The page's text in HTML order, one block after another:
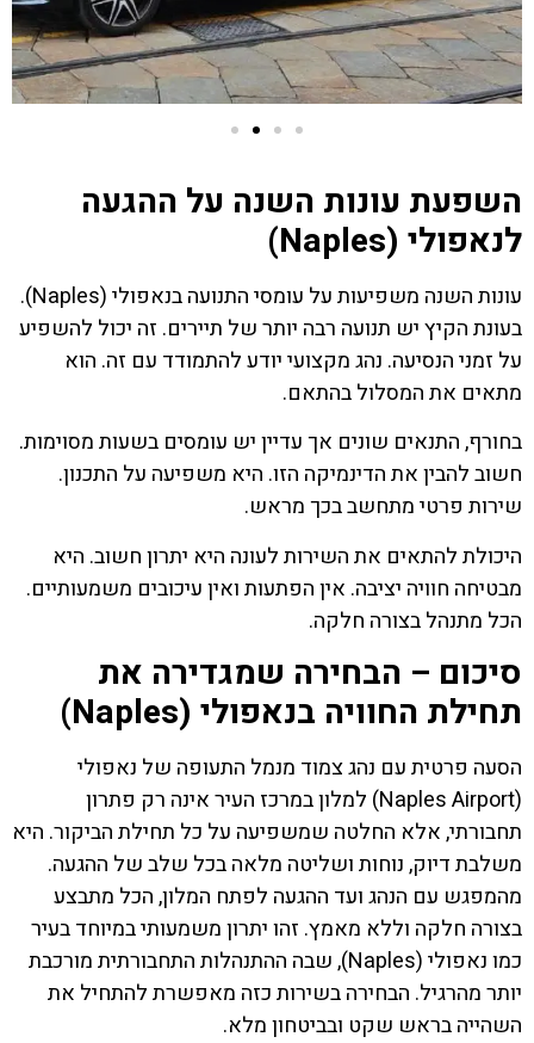
השפעת עונות השנה על ההגעה
לנאפולי (Naples)
עונות השנה משפיעות על עומסי התנועה בנאפולי (Naples).
בעונת הקיץ יש תנועה רבה יותר של תיירים. זה יכול להשפיע
על זמני הנסיעה. נהג מקצועי יודע להתמודד עם זה. הוא
מתאים את המסלול בהתאם.
בחורף, התנאים שונים אך עדיין יש עומסים בשעות מסוימות.
חשוב להבין את הדינמיקה הזו. היא משפיעה על התכנון.
שירות פרטי מתחשב בכך מראש.
היכולת להתאים את השירות לעונה היא יתרון חשוב. היא
מבטיחה חוויה יציבה. אין הפתעות ואין עיכובים משמעותיים.
הכל מתנהל בצורה חלקה.
סיכום – הבחירה שמגדירה את
תחילת החוויה בנאפולי (Naples)
הסעה פרטית עם נהג צמוד מנמל התעופה של נאפולי
(Naples Airport) למלון במרכז העיר אינה רק פתרון
תחבורתי, אלא החלטה שמשפיעה על כל תחילת הביקור. היא
משלבת דיוק, נוחות ושליטה מלאה בכל שלב של ההגעה.
מהמפגש עם הנהג ועד ההגעה לפתח המלון, הכל מתבצע
בצורה חלקה וללא מאמץ. זהו יתרון משמעותי במיוחד בעיר
כמו נאפולי (Naples), שבה ההתנהלות התחבורתית מורכבת
יותר מהרגיל. הבחירה בשירות כזה מאפשרת להתחיל את
השהייה בראש שקט ובביטחון מלא.